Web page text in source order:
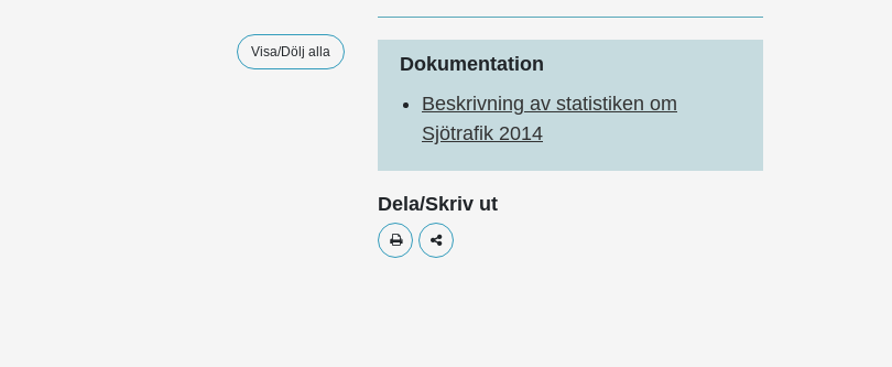
Visa/Dölj alla
Dokumentation
Beskrivning av statistiken om
Sjötrafik 2014
Dela/Skriv ut
Skriv utDela